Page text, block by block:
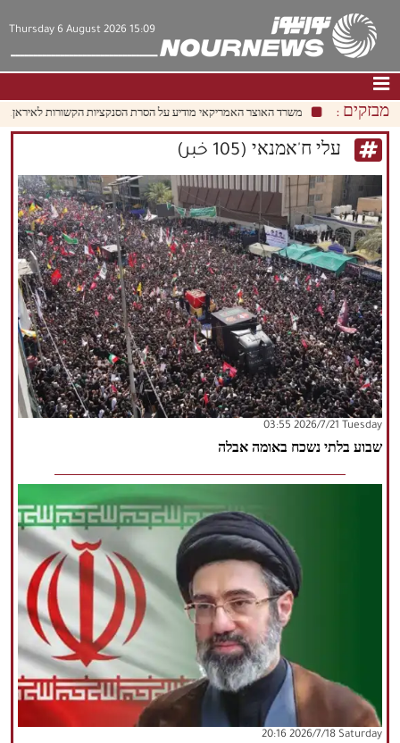
Thursday 6 August 2026 15:09
דף הבית| צור קשר|אודות
חדשות
תרבות וחברה
כלכלה
פוליטיקה
מולטימדיה
|فارسي|
English
|العربيه|
|עברית|
русский|中文
|
הזכויות שמורות נור ניוז
מבזקים :משרד האוצר האמריקאי מודיע על הסרת הסנקציות הקשורות לאיראן.
עלי ח'אמנאי (105 خبر)
‫‫Tuesday‬‬ 2026/7/21 03:55
שבוע בלתי נשכח באומה אבלה
‫Saturday‬ 2026/7/18 20:16